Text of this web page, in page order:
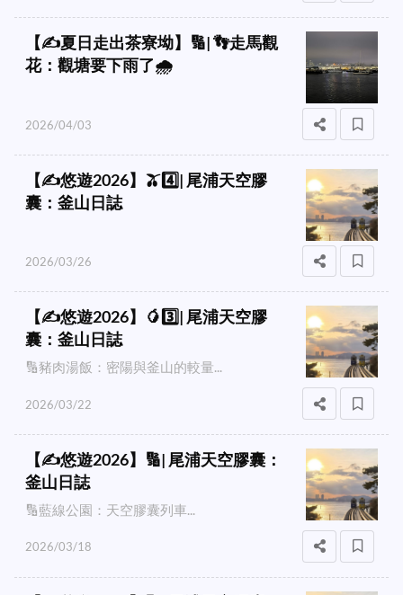
【✍️夏日走出茶寮坳】🔢| 👣走馬觀
花：觀塘要下雨了🌧️
2026/04/03
【✍️悠遊2026】🫒4️⃣| 尾浦天空膠
囊：釜山日誌
2026/03/26
【✍️悠遊2026】🥭3️⃣| 尾浦天空膠
囊：釜山日誌
🔢豬肉湯飯：密陽與釜山的較量...
2026/03/22
【✍️悠遊2026】🔢| 尾浦天空膠囊：
釜山日誌
🔢藍線公園：天空膠囊列車...
2026/03/18